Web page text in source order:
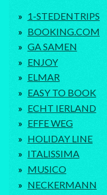
1-STEDENTRIPS
BOOKING.COM
GA SAMEN
ENJOY
ELMAR
EASY TO BOOK
ECHT IERLAND
EFFE WEG
HOLIDAY LINE
ITALISSIMA
MUSICO
NECKERMANN